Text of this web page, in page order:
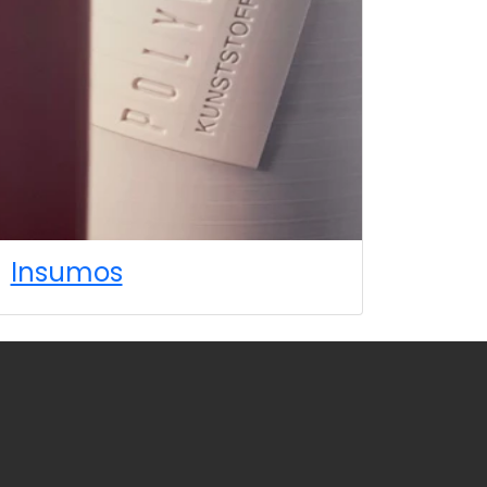
Insumos